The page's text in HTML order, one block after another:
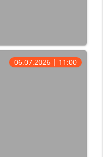
06.07.2026 | 11:00